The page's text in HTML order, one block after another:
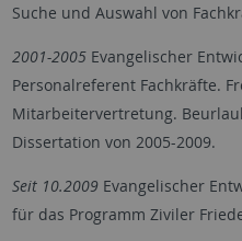
Suche und Auswahl von
2001-2005Evangelischer
Personalreferent Fachkräfte.
Mitarbeitervertretung.
Dissertation von 2005-2009.
Seit 10.2009Evangelischer
für das Programm Ziviler